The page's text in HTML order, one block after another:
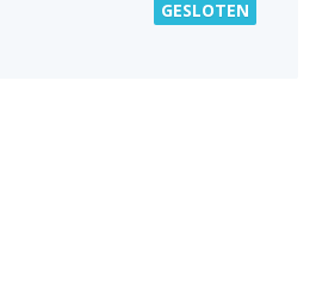
GESLOTEN